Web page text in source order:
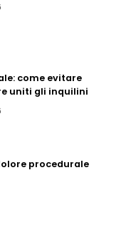
come evitare
uniti gli inquilini
procedurale